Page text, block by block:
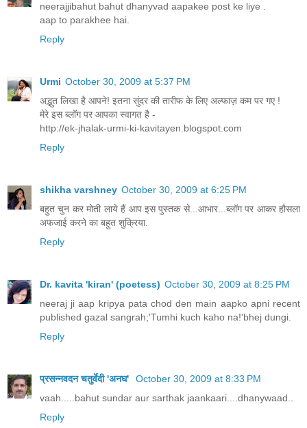
neerajjibahut bahut dhanyvad aapakee post ke liye .
aap to parakhee hai.
Reply
Urmi October 30, 2009 at 5:37 PM
अद्भुत लिखा है आपने! इतना सुंदर की तारीफ के लिए अल्फाज़ कम पर गए !
मेरे इस ब्लॉग पर आपका स्वागत है -
http://ek-jhalak-urmi-ki-kavitayen.blogspot.com
Reply
shikha varshney October 30, 2009 at 6:25 PM
बहुत चुन कर मोती लाये हैं आप इस पुस्तक से...आभार...ब्लॉग पर आकर हौसला
अफजाई करने का बहुत शुक्रिया.
Reply
Dr. kavita 'kiran' (poetess) October 30, 2009 at 8:25 PM
neeraj ji aap kripya pata chod den main aapko apni recent
published gazal sangrah;'Tumhi kuch kaho na!'bhej dungi.
Reply
प्रसन्नवदन चतुर्वेदी 'अनघ'
October 30, 2009 at 8:33 PM
vaah.....bahut sundar aur sarthak jaankaari....dhanywaad..
Reply